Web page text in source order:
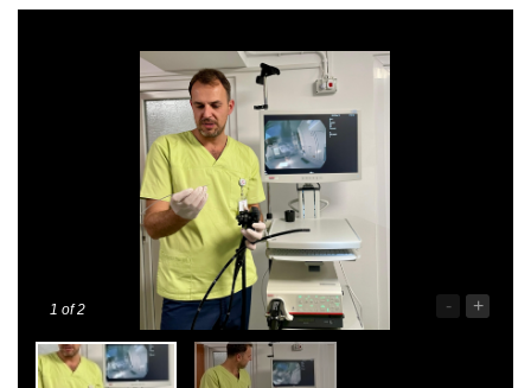
1 of 2 - +